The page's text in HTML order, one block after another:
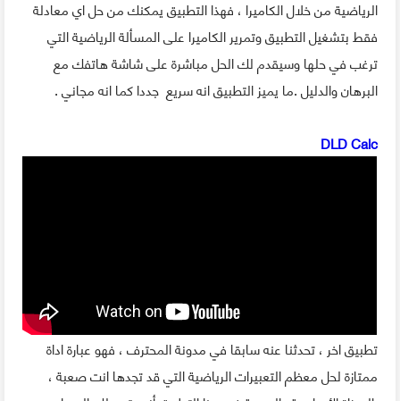
الرياضية من خلال الكاميرا ، فهذا التطبيق يمكنك من حل اي معادلة
فقط بتشغيل التطبيق وتمرير الكاميرا على المسألة الرياضية التي
ترغب في حلها وسيقدم لك الحل مباشرة على شاشة هاتفك مع
البرهان والدليل .ما يميز التطبيق انه سريع جددا كما انه مجاني .
DLD Calc
تطبيق اخر ، تحدثنا عنه سابقا في مدونة المحترف ، فهو عبارة اداة
ممتازة لحل معظم التعبيرات الرياضية التي قد تجدها انت صعبة ،